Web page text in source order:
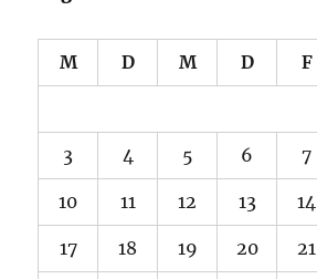
M D M D F
3 4 5 6 7
10 11 12 13 14
17 18 19 20 21